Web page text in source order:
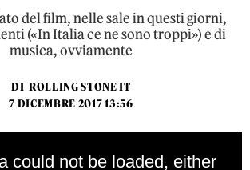
del film, nelle sale in questi giorni,
(«In Italia ce ne sono troppi») e di
musica, ovviamente
DI ROLLING STONE IT
7 DICEMBRE 2017 13:56